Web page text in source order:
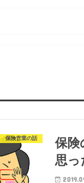
保険営業の話
保険
思っ